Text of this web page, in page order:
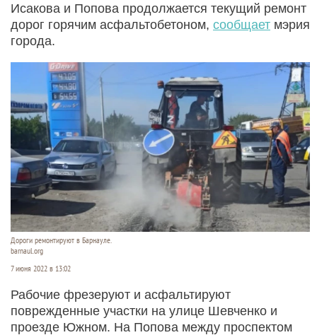
Исакова и Попова продолжается текущий ремонт
дорог горячим асфальтобетоном, сообщает мэрия
города.
Дороги ремонтируют в Барнауле.
barnaul.org
7 июня 2022 в 13:02
Рабочие фрезеруют и асфальтируют
поврежденные участки на улице Шевченко и
проезде Южном. На Попова между проспектом